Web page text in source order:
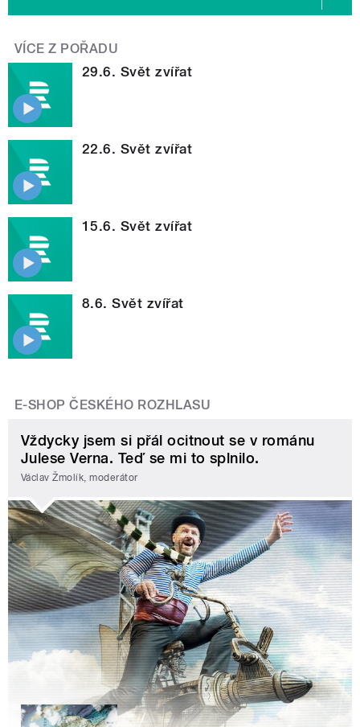
VÍCE Z POŘADU
29.6. Svět zvířat
22.6. Svět zvířat
15.6. Svět zvířat
8.6. Svět zvířat
E-SHOP ČESKÉHO ROZHLASU
Vždycky jsem si přál ocitnout se v románu
Julese Verna. Teď se mi to splnilo.
Václav Žmolík, moderátor